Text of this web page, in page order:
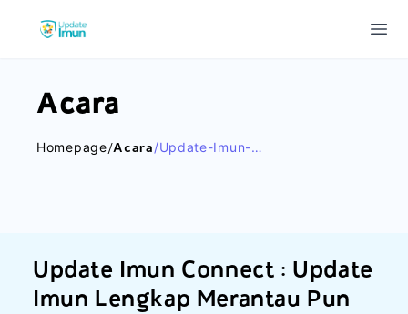
Update Imun
Acara
Homepage/acara/update-Imun-
Update Imun Connect : Update
Imun Lengkap Merantau Pun